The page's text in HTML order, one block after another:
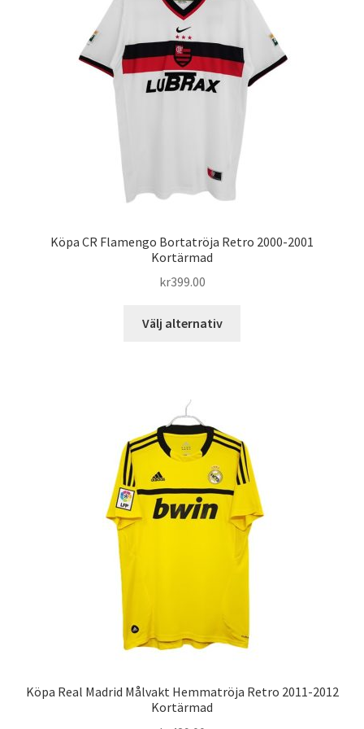
olika
alternativen
kan
väljas
på
Köpa CR Flamengo Bortatröja Retro 2000-2001
Kortärmad
kr399.00
Välj alternativ
De
olika
alternativen
kan
väljas
på
produktsidan
Köpa Real Madrid Målvakt Hemmatröja Retro 2011-2012
Kortärmad